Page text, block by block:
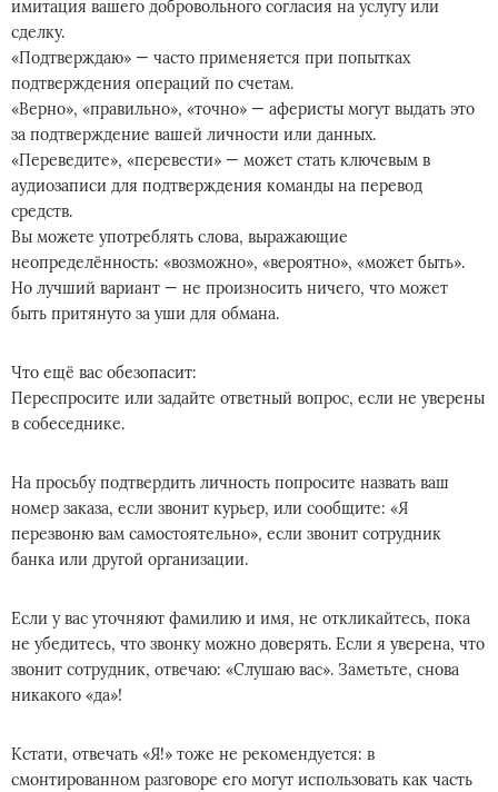
имитация вашего добровольного согласия на услугу или
сделку.
«Подтверждаю» — часто применяется при попытках
подтверждения операций по счетам.
«Верно», «правильно», «точно» — аферисты могут выдать это
за подтверждение вашей личности или данных.
«Переведите», «перевести» — может стать ключевым в
аудиозаписи для подтверждения команды на перевод
средств.
Вы можете употреблять слова, выражающие
неопределённость: «возможно», «вероятно», «может быть».
Но лучший вариант — не произносить ничего, что может
быть притянуто за уши для обмана.
Что ещё вас обезопасит:
Переспросите или задайте ответный вопрос, если не уверены
в собеседнике.
На просьбу подтвердить личность попросите назвать ваш
номер заказа, если звонит курьер, или сообщите: «Я
перезвоню вам самостоятельно», если звонит сотрудник
банка или другой организации.
Если у вас уточняют фамилию и имя, не откликайтесь, пока
не убедитесь, что звонку можно доверять. Если я уверена, что
звонит сотрудник, отвечаю: «Слушаю вас». Заметьте, снова
никакого «да»!
Кстати, отвечать «Я!» тоже не рекомендуется: в
смонтированном разговоре его могут использовать как часть